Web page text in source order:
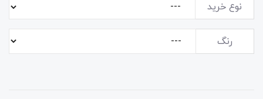
نوع خرید
رنگ